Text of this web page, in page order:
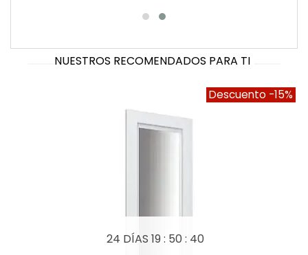
NUESTROS RECOMENDADOS PARA TI
Descuento -15%
24 DÍAS19 : 50 : 39